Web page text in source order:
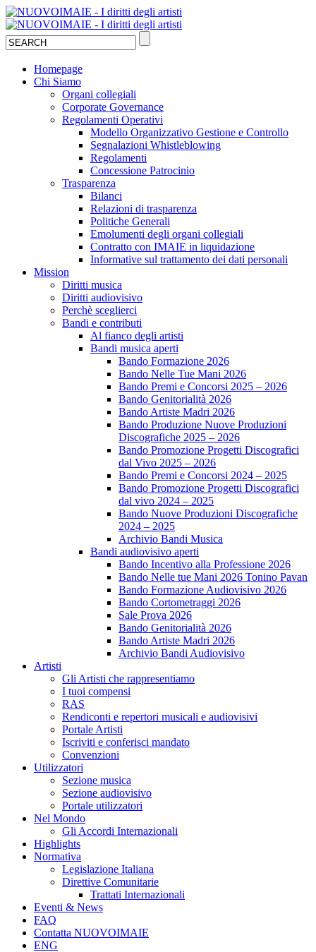
Homepage
Chi Siamo
Organi collegiali
Corporate Governance
Regolamenti Operativi
Modello Organizzativo Gestione e Controllo
Segnalazioni Whistleblowing
Regolamenti
Concessione Patrocinio
Trasparenza
Bilanci
Relazioni di trasparenza
Politiche Generali
Emolumenti degli organi collegiali
Contratto con IMAIE in liquidazione
Informative sul trattamento dei dati personali
Mission
Diritti musica
Diritti audiovisivo
Perchè sceglierci
Bandi e contributi
Al fianco degli artisti
Bandi musica aperti
Bando Formazione 2026
Bando Nelle Tue Mani 2026
Bando Premi e Concorsi 2025 – 2026
Bando Genitorialità 2026
Bando Artiste Madri 2026
Bando Produzione Nuove Produzioni
Discografiche 2025 – 2026
Bando Promozione Progetti Discografici
dal Vivo 2025 – 2026
Bando Premi e Concorsi 2024 – 2025
Bando Promozione Progetti Discografici
dal vivo 2024 – 2025
Bando Nuove Produzioni Discografiche
2024 – 2025
Archivio Bandi Musica
Bandi audiovisivo aperti
Bando Incentivo alla Professione 2026
Bando Nelle tue Mani 2026 Tonino Pavan
Bando Formazione Audiovisivo 2026
Bando Cortometraggi 2026
Sale Prova 2026
Bando Genitorialità 2026
Bando Artiste Madri 2026
Archivio Bandi Audiovisivo
Artisti
Gli Artisti che rappresentiamo
I tuoi compensi
RAS
Rendiconti e repertori musicali e audiovisivi
Portale Artisti
Iscriviti e conferisci mandato
Convenzioni
Utilizzatori
Sezione musica
Sezione audiovisivo
Portale utilizzatori
Nel Mondo
Gli Accordi Internazionali
Highlights
Normativa
Legislazione Italiana
Direttive Comunitarie
Trattati Internazionali
Eventi & News
FAQ
Contatta NUOVOIMAIE
ENG